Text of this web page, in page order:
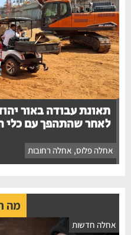
תאונת עבודה באור יהודה:
לאחר שהתהפך עם כלי
אחלה פלוס ,אחלה רחובות
מה
חדשות